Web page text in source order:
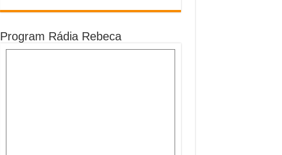
Program Rádia Rebeca